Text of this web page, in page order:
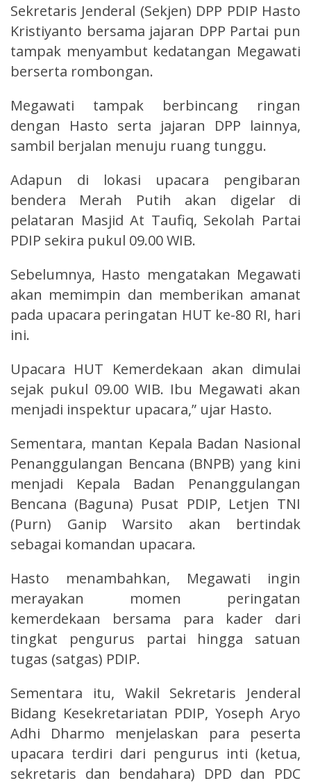
Sekretaris Jenderal (Sekjen) DPP PDIP Hasto
Kristiyanto bersama jajaran DPP Partai pun
tampak menyambut kedatangan Megawati
berserta rombongan.
Megawati tampak berbincang ringan
dengan Hasto serta jajaran DPP lainnya,
sambil berjalan menuju ruang tunggu.
Adapun di lokasi upacara pengibaran
bendera Merah Putih akan digelar di
pelataran Masjid At Taufiq, Sekolah Partai
PDIP sekira pukul 09.00 WIB.
Sebelumnya, Hasto mengatakan Megawati
akan memimpin dan memberikan amanat
pada upacara peringatan HUT ke-80 RI, hari
ini.
Upacara HUT Kemerdekaan akan dimulai
sejak pukul 09.00 WIB. Ibu Megawati akan
menjadi inspektur upacara,” ujar Hasto.
Sementara, mantan Kepala Badan Nasional
Penanggulangan Bencana (BNPB) yang kini
menjadi Kepala Badan Penanggulangan
Bencana (Baguna) Pusat PDIP, Letjen TNI
(Purn) Ganip Warsito akan bertindak
sebagai komandan upacara.
Hasto menambahkan, Megawati ingin
merayakan momen peringatan
kemerdekaan bersama para kader dari
tingkat pengurus partai hingga satuan
tugas (satgas) PDIP.
Sementara itu, Wakil Sekretaris Jenderal
Bidang Kesekretariatan PDIP, Yoseph Aryo
Adhi Dharmo menjelaskan para peserta
upacara terdiri dari pengurus inti (ketua,
sekretaris dan bendahara) DPD dan PDC